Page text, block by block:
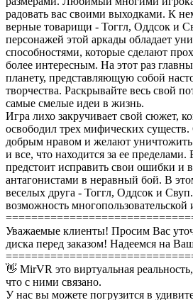
радовать вас своими выходками. К
верные товарищи - Тоггл, Оддсок и
персонажей этой аркады обладает
способностями, которые сделают
более интересным. На этот раз
планету, представляющую собой
творчества. Раскрывайте весь свой
самые смелые идеи в жизнь.
Игра лихо закручивает свой сюжет,
освободил трех мифических
добрым нравом и желают
и все, что находится за ее
предстоит исправить свои ошибки и
антагонистами в неравный бой. В
веселых друга - Тоггл, Оддсок и
возможность многопользовательской
Уважаемые клиенты! Просим Вас
диска перед заказом! Надеемся на
👋 MirVR это виртуальная
что с ними связано.
У нас вы можете погрузится в